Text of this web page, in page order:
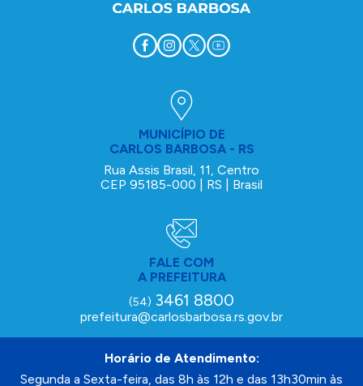
MUNICÍPIO DE
CARLOS BARBOSA - RS
Rua Assis Brasil, 11, Centro
CEP 95185-000 | RS | Brasil
FALE COM
A PREFEITURA
(54) 3461 8800
prefeitura@carlosbarbosa.rs.gov.br
Horário de Atendimento:
Segunda a Sexta-feira, das 8h às 12h e das 13h30min às